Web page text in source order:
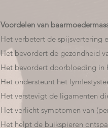
Voordelen van
Het verbetert de spijsvertering
Het bevordert de gezondheid
Het bevordert doorbloeding in
Het ondersteunt het
Het verstevigt de ligamenten
Het verlicht symptomen van
Het helpt de buikspieren